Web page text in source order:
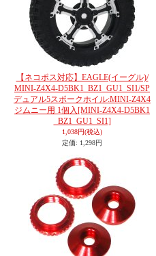
【ネコポス対応】EAGLE(イーグル)/
MINI-Z4X4-D5BK1_BZ1_GU1_SI1/SP
デュアル5スポークホイル:MINI-Z4X4
ジムニー用 1個入 [MINI-Z4X4-D5BK1
_BZ1_GU1_SI1]
1,038円(税込)
定価: 1,298円